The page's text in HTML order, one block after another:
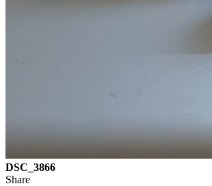
DSC_3866
Share